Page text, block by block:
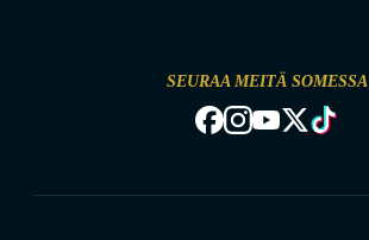
SEURAA MEITÄ SOMESSA